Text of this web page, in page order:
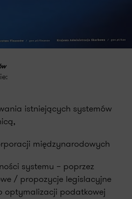
istniejących systemów
międzynarodowych
systemu – poprzez
/ propozycje legislacyjne
optymalizacji podatkowej